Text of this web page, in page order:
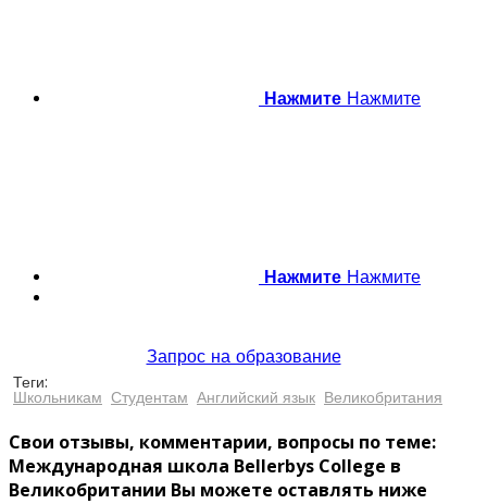
Нажмите Нажмите
Нажмите Нажмите
Запрос на образование
Теги:
Школьникам Студентам Английский язык Великобритания
Свои отзывы, комментарии, вопросы по теме:
Международная школа Bellerbys College в
Великобритании Вы можете оставлять ниже